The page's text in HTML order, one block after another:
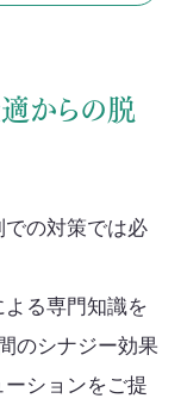
からの脱
の対策では必
る専門知識を
のシナジー効果
ションをご提